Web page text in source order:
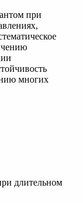
при
многих
длительном